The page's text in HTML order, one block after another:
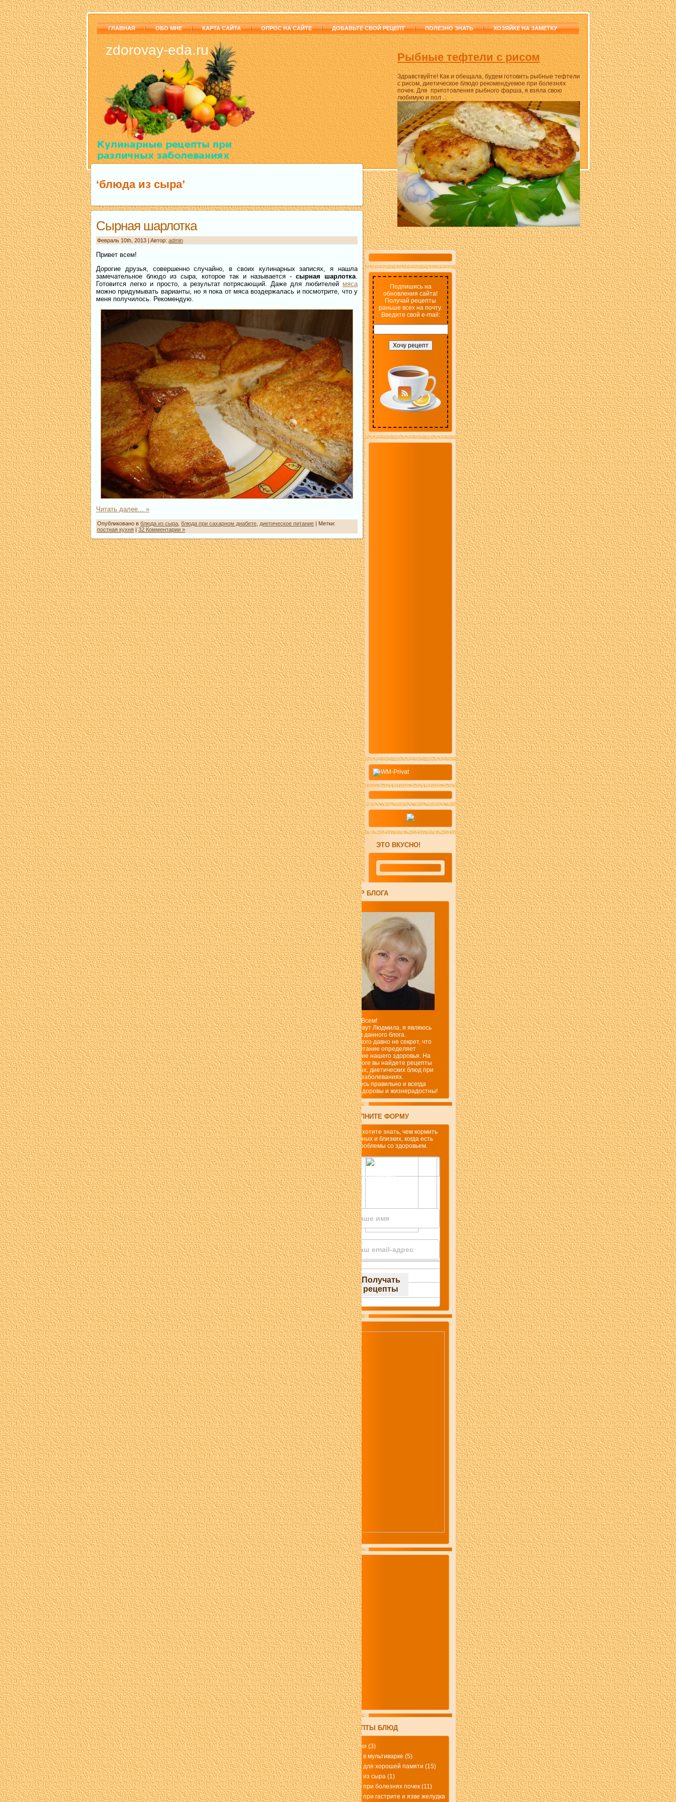
ГЛАВНАЯ ОБО МНЕ КАРТА САЙТА ОПРОС НА САЙТЕ ДОБАВЬТЕ СВОЙ РЕЦЕПТ ПОЛЕЗНО ЗНАТЬ ХОЗЯЙКЕ НА ЗАМЕТКУ
Рыбные тефтели с рисом
Здравствуйте! Как и обещала, будем готовить рыбные тефтели
с рисом, диетическое блюдо рекомендуемое при болезнях
почек. Для приготовления рыбного фарша, я взяла свою
любимую и пол ...
zdorovay-eda.ru
‘блюда из сыра’
Сырная шарлотка
Февраль 10th, 2013 | Aвтор: admin
Привет всем!
Дорогие друзья, совершенно случайно, в своих кулинарных записях, я нашла
замечательное блюдо из сыра, которое так и называется - сырная шарлотка
Готовится легко и просто, а результат потрясающий. Даже для любителей мяса
можно придумывать варианты, но я пока от мяса воздержалась и посмотрите, что у
меня получилось. Рекомендую.
Читать далее... »
Опубликовано в блюда из сыра блюда при сахарном диабете диетическое питание | Метки:
постная кухня | 32 Комментарии »
Подпишись на
обновления сайта!
Получай рецепты
раньше всех на почту.
Введите свой e-mail:
ЭТО ВКУСНО!
АВТОР БЛОГА
Привет Всем!
Меня зовут Людмила, я являюсь
автором данного блога.
Ни для кого давно не секрет, что
наше питание определяет
состояние нашего здоровья. На
моем блоге вы найдете рецепты
полезных, диетических блюд при
разных заболеваниях.
Питайтесь правильно и всегда
будьте здоровы и жизнерадостны!
ЗАПОЛНИТЕ ФОРМУ
Если хотите знать, чем кормить
родных и близких, когда есть
проблемы со здоровьем.
Подписка
РЕЦЕПТЫ БЛЮД
Биточки (3)
блюда в мультиварке (5)
блюда для хорошей памяти (15)
блюда из сыра (1)
блюда при болезнях почек (11)
блюда при гастрите и язве желудка